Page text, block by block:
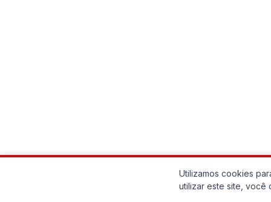
Utilizamos cookies
utilizar este site,